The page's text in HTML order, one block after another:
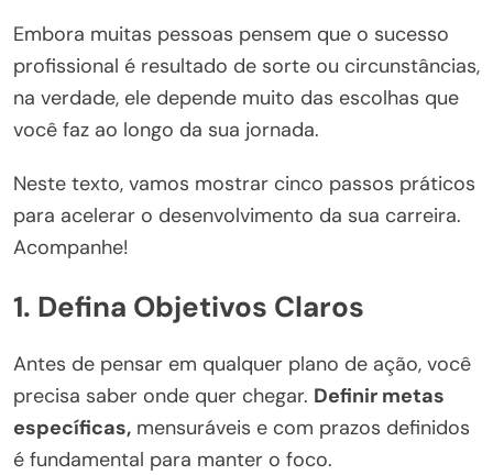
Embora muitas pessoas pensem que o sucesso
profissional é resultado de sorte ou circunstâncias,
na verdade, ele depende muito das escolhas que
você faz ao longo da sua jornada.
Neste texto, vamos mostrar cinco passos práticos
para acelerar o desenvolvimento da sua carreira.
Acompanhe!
1. Defina Objetivos Claros
Antes de pensar em qualquer plano de ação, você
precisa saber onde quer chegar. Definir metas
específicas, mensuráveis e com prazos definidos
é fundamental para manter o foco.